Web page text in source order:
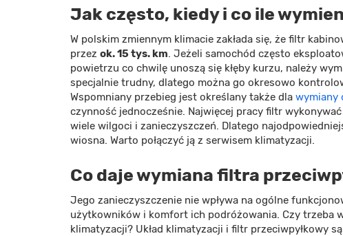
Jak często, kiedy i co ile
W polskim zmiennym klimacie zakłada się, że filtr
przez ok. 15 tys. km. Jeżeli samochód często
powietrzu co chwilę unoszą się kłęby kurzu, należy
specjalnie trudny, dlatego można go okresowo
Wspomniany przebieg jest określany także dla wymiany
czynność jednocześnie. Najwięcej pracy filtr
wiele wilgoci i zanieczyszczeń. Dlatego
wiosna. Warto połączyć ją z serwisem klimatyzacji.
Co daje wymiana filtra
Jego zanieczyszczenie nie wpływa na ogólne
użytkowników i komfort ich podróżowania. Czy trzeba
klimatyzacji? Układ klimatyzacji i filtr przeciwpyłkowy